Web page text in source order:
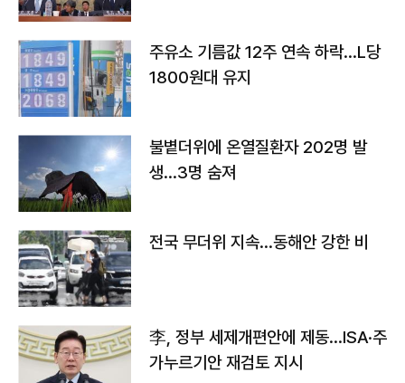
주유소 기름값 12주 연속 하락…L당
1800원대 유지
불볕더위에 온열질환자 202명 발
생…3명 숨져
전국 무더위 지속…동해안 강한 비
李, 정부 세제개편안에 제동…ISA·주
가누르기안 재검토 지시